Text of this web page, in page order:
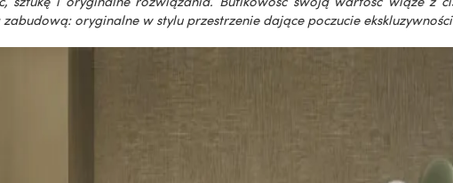
oryginalne w stylu przestrzenie dające poczucie